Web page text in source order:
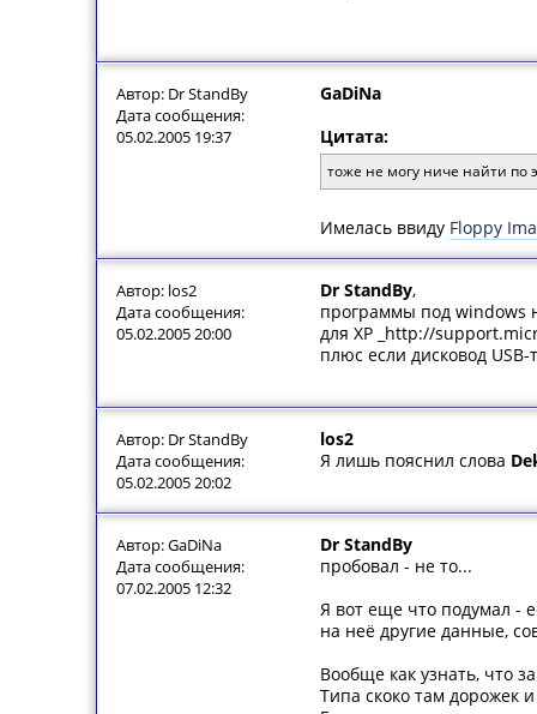
Автор: Dr StandBy
Дата сообщения:
05.02.2005 19:37
GaDiNa
Цитата:
тоже не могу ниче найти по
Имелась ввиду Floppy
Автор: los2
Дата сообщения:
05.02.2005 20:00
Dr StandBy,
программы под windows
для XP _http://
плюс если дисковод
Автор: Dr StandBy
Дата сообщения:
05.02.2005 20:02
los2
Я лишь пояснил слова
Автор: GaDiNa
Дата сообщения:
07.02.2005 12:32
Dr StandBy
пробовал - не то...
Я вот еще что подумал -
на неё другие данные,
Вообще как узнать, что
Типа скоко там дорожек